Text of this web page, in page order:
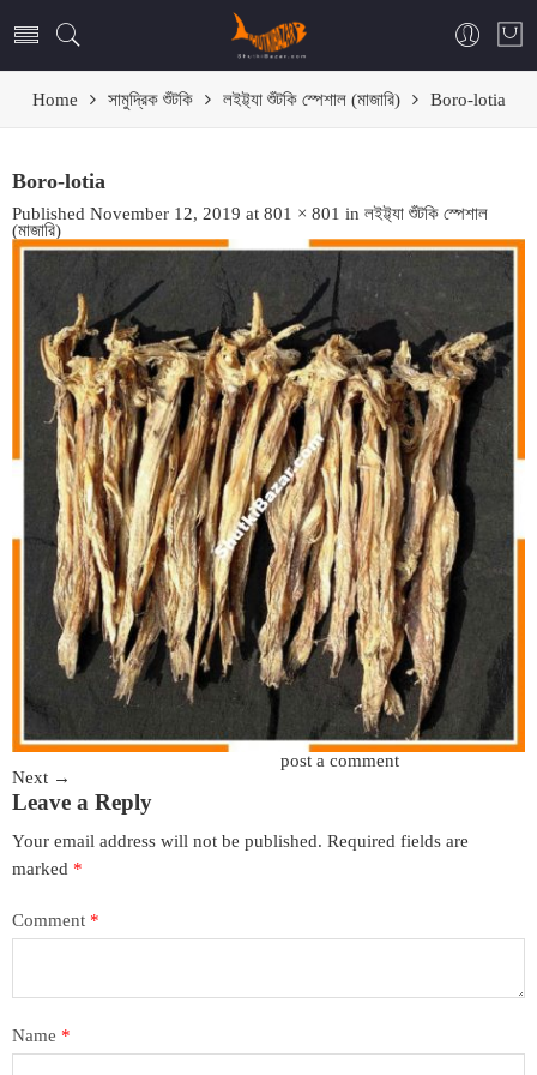
Home সামুদ্রিক শুঁটকি লইট্ট্যা শুঁটকি স্পেশাল (মাজারি) Boro-lotia
Boro-lotia
Published November 12, 2019 at 801 × 801 in লইট্ট্যা শুঁটকি স্পেশাল
(মাজারি)
post a comment
Next →
Leave a Reply
Your email address will not be published. Required fields are
marked *
Comment *
Name *